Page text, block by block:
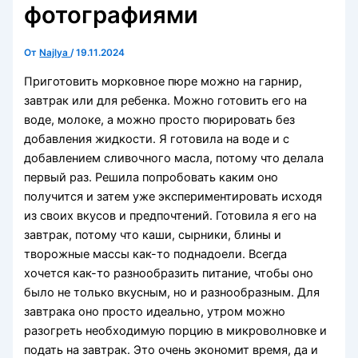
фотографиями
От Najlya/19.11.2024
Приготовить морковное пюре можно на гарнир,
завтрак или для ребенка. Можно готовить его на
воде, молоке, а можно просто пюрировать без
добавления жидкости. Я готовила на воде и с
добавлением сливочного масла, потому что делала
первый раз. Решила попробовать каким оно
получится и затем уже экспериментировать исходя
из своих вкусов и предпочтений. Готовила я его на
завтрак, потому что каши, сырники, блины и
творожные массы как-то поднадоели. Всегда
хочется как-то разнообразить питание, чтобы оно
было не только вкусным, но и разнообразным. Для
завтрака оно просто идеально, утром можно
разогреть необходимую порцию в микроволновке и
подать на завтрак. Это очень экономит время, да и